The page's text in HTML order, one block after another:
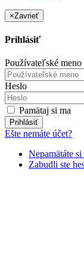
×Zavrieť
Prihlásiť
Používateľské meno
Heslo
Pamätaj si ma
Prihlásiť
Ešte nemáte účet?
Nepamätáte
Zabudli ste